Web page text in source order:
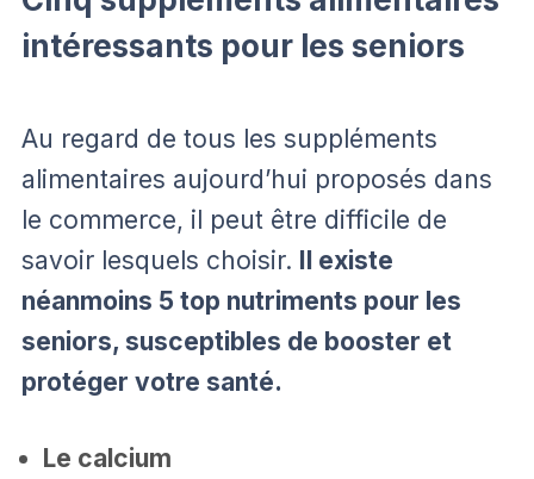
intéressants pour les seniors
Au regard de tous les suppléments
alimentaires aujourd’hui proposés dans
le commerce, il peut être difficile de
savoir lesquels choisir.
Il existe
néanmoins 5 top nutriments pour les
seniors, susceptibles de booster et
protéger votre santé.
Le calcium